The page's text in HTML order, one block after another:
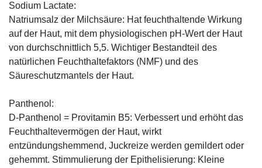
Sodium Lactate:
Natriumsalz der Milchsäure: Hat feuchthaltende Wirkung
auf der Haut, mit dem physiologischen pH-Wert der Haut
von durchschnittlich 5,5. Wichtiger Bestandteil des
natürlichen Feuchthaltefaktors (NMF) und des
Säureschutzmantels der Haut.
Panthenol:
D-Panthenol = Provitamin B5: Verbessert und erhöht das
Feuchthaltevermögen der Haut, wirkt
entzündungshemmend, Juckreize werden gemildert oder
gehemmt. Stimmulierung der Epithelisierung: Kleine